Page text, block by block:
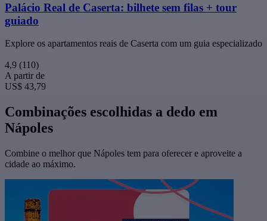
Palácio Real de Caserta: bilhete sem filas + tour
guiado
Explore os apartamentos reais de Caserta com um guia especializado
4,9 (110)
A partir de
US$ 43,79
Combinações escolhidas a dedo em
Nápoles
Combine o melhor que Nápoles tem para oferecer e aproveite a
cidade ao máximo.